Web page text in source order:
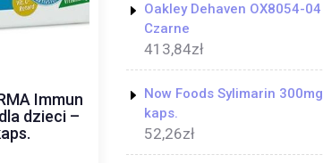
Immun
dzieci –
Oakley Dehaven OX8054-
Czarne
413,84zł
Now Foods Sylimarin
kaps.
52,26zł